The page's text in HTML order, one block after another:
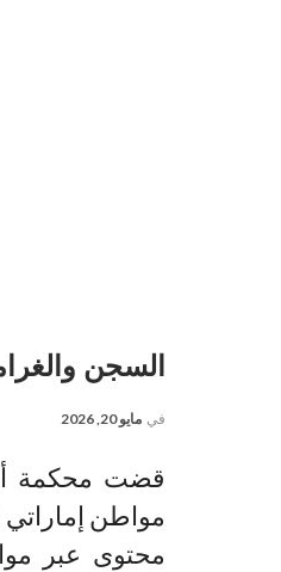
السجن
في مايو 20, 2026
قضت محكمة
مواطن
محتوى عبر